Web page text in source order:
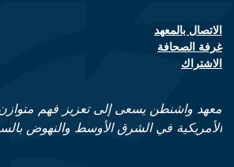
Footer contact links
الاتصال بالمعهد
غرفة الصحافة
الاشتراك
معهد واشنطن يسعى إلى تعزيز فهم
الأمريكية في الشرق الأوسط والنهوض